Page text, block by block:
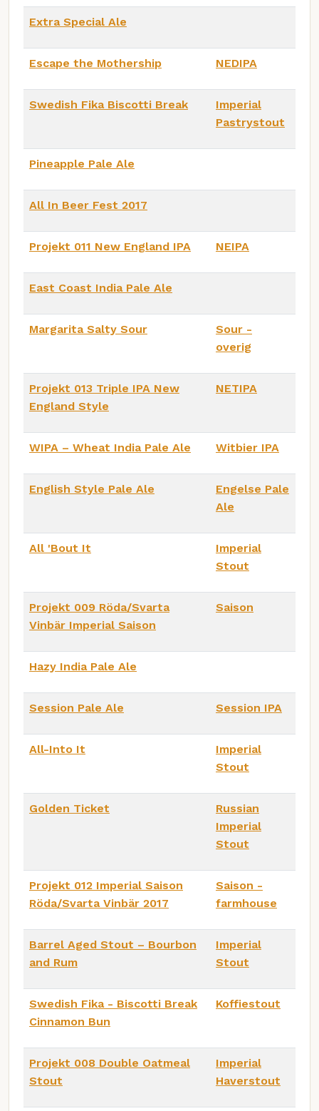
Extra Special Ale
Escape the Mothership NEDIPA
Swedish Fika Biscotti Break
Imperial
Pastrystout
Pineapple Pale Ale
All In Beer Fest 2017
Projekt 011 New England IPA NEIPA
East Coast India Pale Ale
Margarita Salty Sour
Sour -
overig
Projekt 013 Triple IPA New
England Style
NETIPA
WIPA – Wheat India Pale Ale Witbier IPA
English Style Pale Ale
Engelse Pale
Ale
All 'Bout It
Imperial
Stout
Projekt 009 Röda/Svarta
Vinbär Imperial Saison
Saison
Hazy India Pale Ale
Session Pale Ale Session IPA
All-Into It
Imperial
Stout
Golden Ticket
Russian
Imperial
Stout
Projekt 012 Imperial Saison
Röda/Svarta Vinbär 2017
Saison -
farmhouse
Barrel Aged Stout – Bourbon
and Rum
Imperial
Stout
Swedish Fika - Biscotti Break
Cinnamon Bun
Koffiestout
Projekt 008 Double Oatmeal
Stout
Imperial
Haverstout